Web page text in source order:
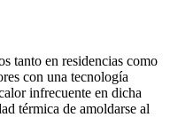
tanto en residencias como
con una tecnología
infrecuente en dicha
térmica de amoldarse al